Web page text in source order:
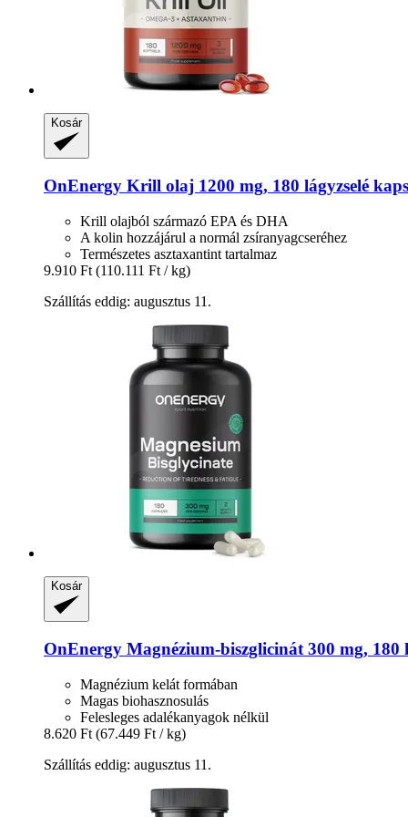
Kosár
OnEnergy Krill olaj 1200 mg, 180 lágyzselé
Krill olajból származó EPA és DHA
A kolin hozzájárul a normál zsíranyagcseréhez
Természetes asztaxantint tartalmaz
9.910 Ft (110.111 Ft / kg)
Szállítás eddig: augusztus 11.
Kosár
OnEnergy Magnézium-​biszglicinát 300 mg, 180
Magnézium kelát formában
Magas biohasznosulás
Felesleges adalékanyagok nélkül
8.620 Ft (67.449 Ft / kg)
Szállítás eddig: augusztus 11.